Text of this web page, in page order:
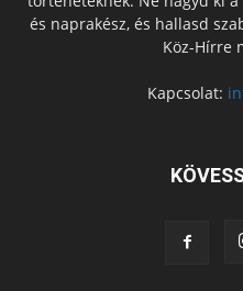
és naprakész, és hallasd
Köz-Hírre
Kapcsolat: